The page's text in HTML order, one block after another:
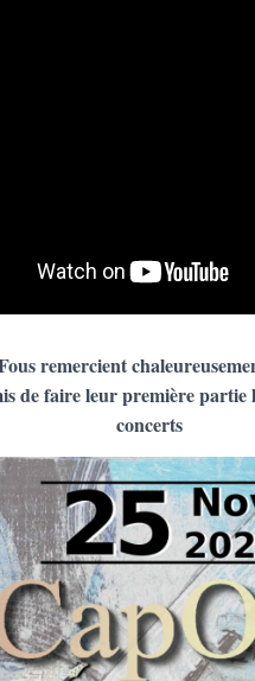
remercient
de faire leur première partie
concerts